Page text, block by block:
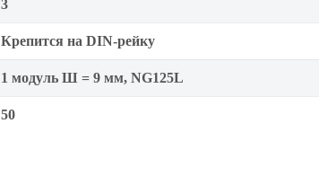
3
Крепится на DIN-рейку
1 модуль Ш = 9 мм, NG125L
50